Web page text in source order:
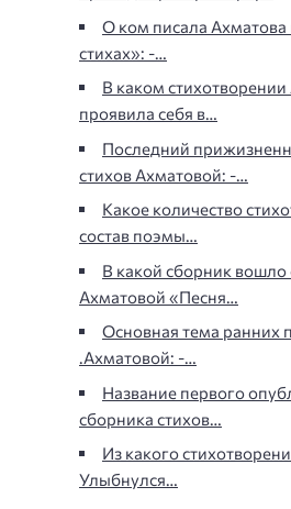
О ком писала Ахматова
стихах»: -…
В каком
проявила себя в…
Последний
стихов Ахматовой: -…
Какое количество
состав поэмы…
В какой сборник вошло
Ахматовой «Песня…
Основная тема ранних
.Ахматовой: -…
Название первого
сборника стихов…
Из какого
Улыбнулся…